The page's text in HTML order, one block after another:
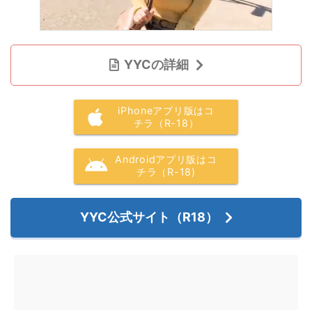
YYCの詳細
iPhoneアプリ版はコ
チラ（R-18）
Androidアプリ版はコ
チラ（R-18)
YYC公式サイト（R18）